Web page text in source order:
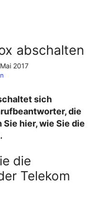
abschalten
2017
sich
die
hier, wie Sie die
die
Telekom